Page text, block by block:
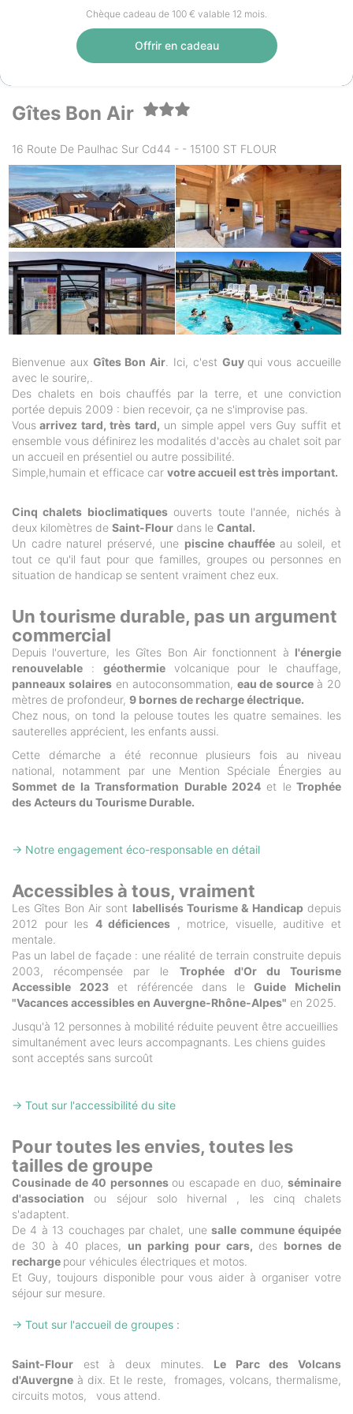
Chèque cadeau de 100 € valable 12 mois.
Offrir en cadeau
Gîtes Bon Air
16 Route De Paulhac Sur Cd44 - - 15100 ST FLOUR
Bienvenue aux Gîtes Bon Air . Ici, c'est Guy qui vous accueille
avec le sourire,.
Des chalets en bois chauffés par la terre, et une conviction
portée depuis 2009 : bien recevoir, ça ne s'improvise pas.
Vous arrivez tard, très tard, un simple appel vers Guy suffit et
ensemble vous définirez les modalités d'accès au chalet soit par
un accueil en présentiel ou autre possibilité.
Simple,humain et efficace car votre accueil est très important.
Cinq chalets bioclimatiquesouverts toute l'année, nichés à
deux kilomètres de Saint-Flour dans le Cantal.
Un cadre naturel préservé, une piscine chauffée au soleil, et
tout ce qu'il faut pour que familles, groupes ou personnes en
situation de handicap se sentent vraiment chez eux.
Un tourisme durable, pas un argument
commercial
Depuis l'ouverture, les Gîtes Bon Air fonctionnent à l'énergie
renouvelable : géothermievolcanique pour le chauffage,
panneaux solairesen autoconsommation, eau de source à 20
mètres de profondeur, 9 bornes de recharge électrique.
Chez nous, on tond la pelouse toutes les quatre semaines. les
sauterelles apprécient, les enfants aussi.
Cette démarche a été reconnue plusieurs fois au niveau
national, notamment par une Mention Spéciale Énergies au
Sommet de la Transformation Durable 2024et leTrophée
des Acteurs du Tourisme Durable.
→ Notre engagement éco-responsable en détail
Accessibles à tous, vraiment
Les Gîtes Bon Air sont labellisés Tourisme & Handicapdepuis
2012 pour les 4 déficiences , motrice, visuelle, auditive et
mentale.
Pas un label de façade : une réalité de terrain construite depuis
2003, récompensée par le Trophée d'Or du Tourisme
Accessible 2023et référencée dans leGuide Michelin
"Vacances accessibles en Auvergne-Rhône-Alpes" en 2025.
Jusqu'à 12 personnes à mobilité réduite peuvent être accueillies
simultanément avec leurs accompagnants. Les chiens guides
sont acceptés sans surcoût
→ Tout sur l'accessibilité du site
Pour toutes les envies, toutes les
tailles de groupe
Cousinade de 40 personnes ou escapade en duo, séminaire
d'association ou séjour solo hivernal , les cinq chalets
s'adaptent.
De 4 à 13 couchages par chalet, unesalle commune équipée
de 30 à 40 places, un parking pour cars, des bornes de
recharge pour véhicules électriques et motos.
Et Guy, toujours disponible pour vous aider à organiser votre
séjour sur mesure.
→ Tout sur l'accueil de groupes :
Saint-Flour est à deux minutes. Le Parc des Volcans
d'Auvergne à dix. Et le reste, fromages, volcans, thermalisme,
circuits motos, vous attend.